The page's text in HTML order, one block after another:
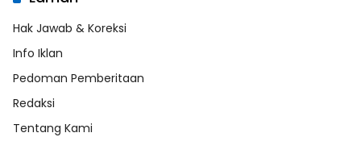
Hak Jawab & Koreksi
Info Iklan
Pedoman Pemberitaan
Redaksi
Tentang Kami